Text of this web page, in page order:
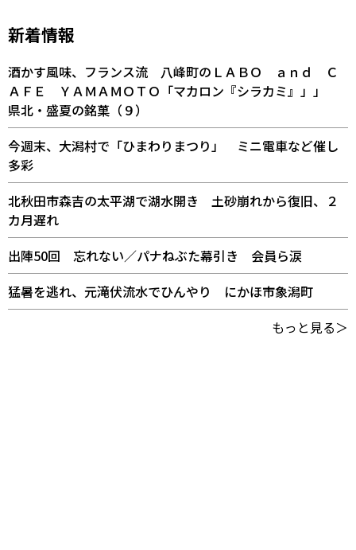
新着情報
酒かす風味、フランス流 八峰町のＬＡＢＯ ａｎｄ Ｃ
ＡＦＥ ＹＡＭＡＭＯＴＯ「マカロン『シラカミ』」」
県北・盛夏の銘菓（９）
今週末、大潟村で「ひまわりまつり」 ミニ電車など催し
多彩
北秋田市森吉の太平湖で湖水開き 土砂崩れから復旧、２
カ月遅れ
出陣50回 忘れない／パナねぶた幕引き 会員ら涙
猛暑を逃れ、元滝伏流水でひんやり にかほ市象潟町
もっと見る＞